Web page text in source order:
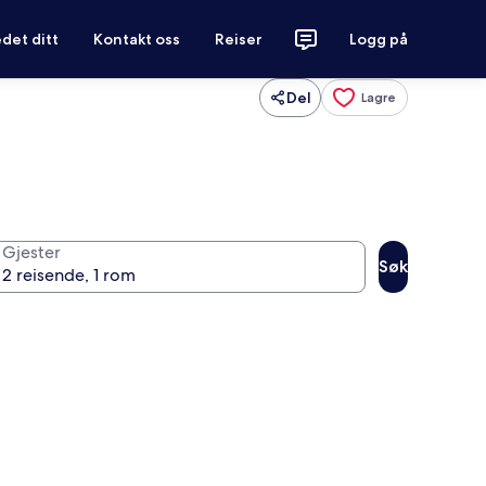
ditt Kontakt oss Reiser Logg på
Del Lagre
Gjester
Søk